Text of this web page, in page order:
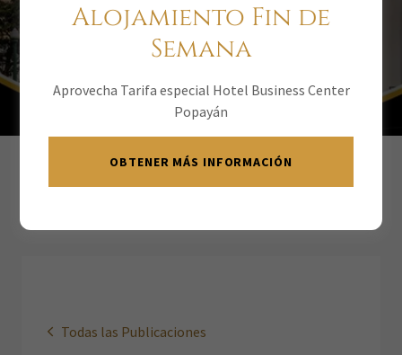
Popayán, el cauca y
sus placeres.
Hbc Blog
Todas las Publicaciones
Alojamiento Fin de
Semana
Aprovecha Tarifa especial Hotel Business Center
Popayán
OBTENER MÁS INFORMACIÓN